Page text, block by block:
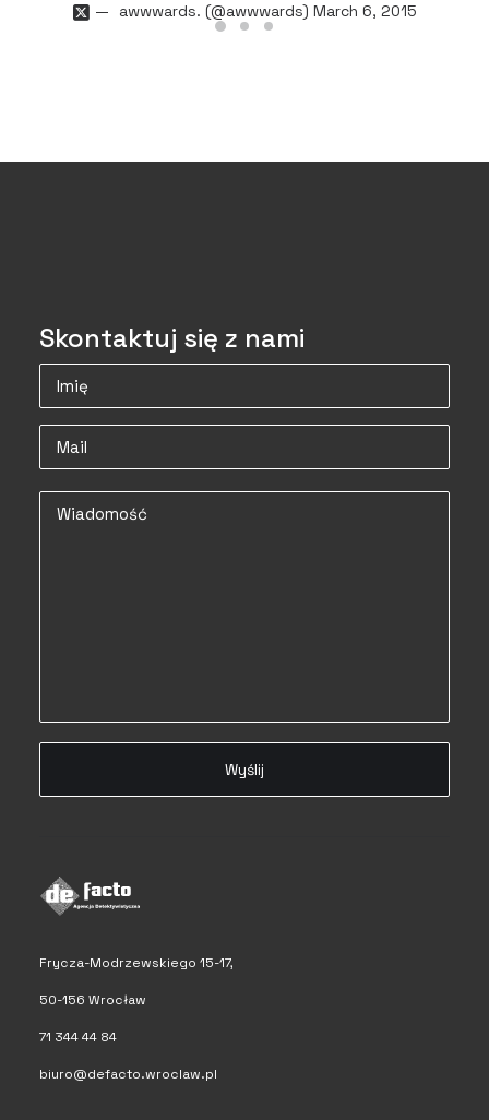
awwwards. (@awwwards) March 6, 2015
Skontaktuj się z nami
Frycza-Modrzewskiego 15-17,
50-156 Wrocław
71 344 44 84
biuro@defacto.wroclaw.pl